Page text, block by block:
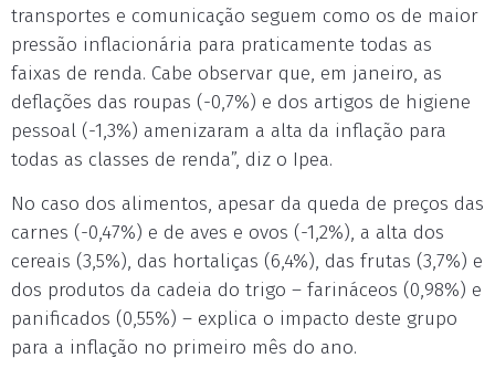
transportes e comunicação seguem como os de maior
pressão inflacionária para praticamente todas as
faixas de renda. Cabe observar que, em janeiro, as
deflações das roupas (-0,7%) e dos artigos de higiene
pessoal (-1,3%) amenizaram a alta da inflação para
todas as classes de renda”, diz o Ipea.
No caso dos alimentos, apesar da queda de preços das
carnes (-0,47%) e de aves e ovos (-1,2%), a alta dos
cereais (3,5%), das hortaliças (6,4%), das frutas (3,7%) e
dos produtos da cadeia do trigo – farináceos (0,98%) e
panificados (0,55%) – explica o impacto deste grupo
para a inflação no primeiro mês do ano.